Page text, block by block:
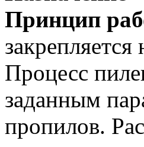
Принцип
Процесс
заданным
пропилов.